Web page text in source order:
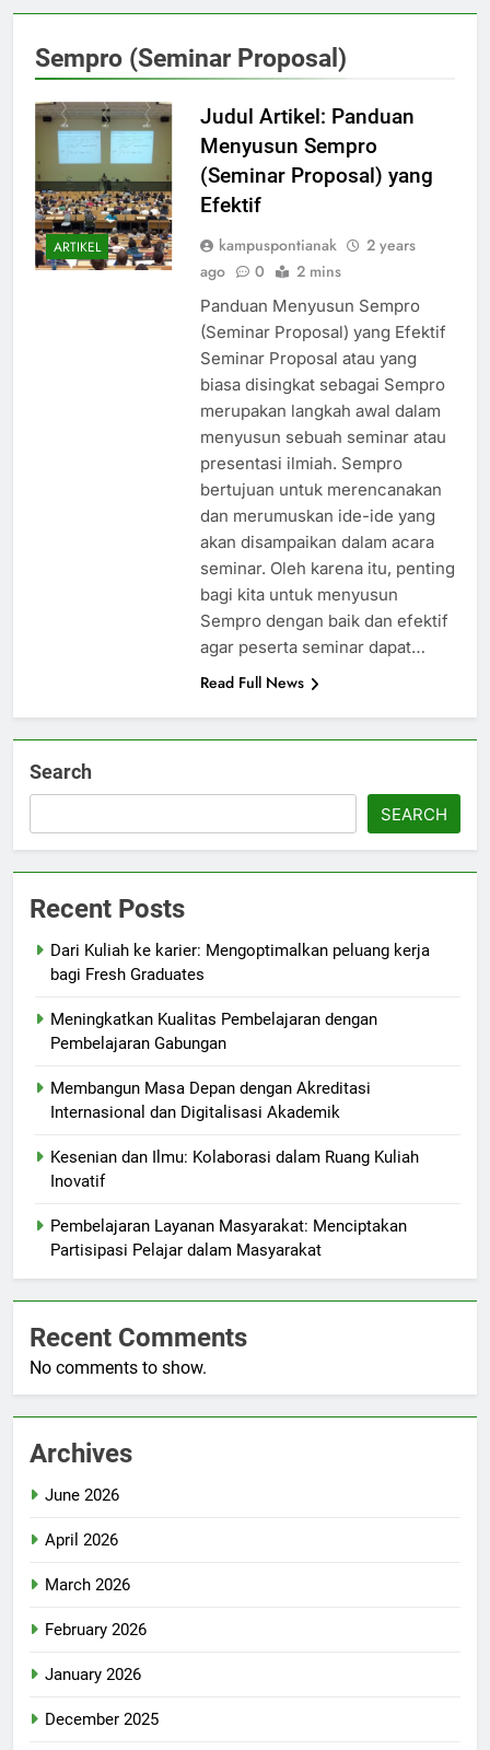
Sempro (Seminar Proposal)
ARTIKEL
Judul Artikel: Panduan
Menyusun Sempro
(Seminar Proposal) yang
Efektif
kampuspontianak
2 years
ago
0 2 mins
Panduan Menyusun Sempro
(Seminar Proposal) yang Efektif
Seminar Proposal atau yang
biasa disingkat sebagai Sempro
merupakan langkah awal dalam
menyusun sebuah seminar atau
presentasi ilmiah. Sempro
bertujuan untuk merencanakan
dan merumuskan ide-ide yang
akan disampaikan dalam acara
seminar. Oleh karena itu, penting
bagi kita untuk menyusun
Sempro dengan baik dan efektif
agar peserta seminar dapat…
Read Full News
Search
SEARCH
Recent Posts
Dari Kuliah ke karier: Mengoptimalkan peluang kerja
bagi Fresh Graduates
Meningkatkan Kualitas Pembelajaran dengan
Pembelajaran Gabungan
Membangun Masa Depan dengan Akreditasi
Internasional dan Digitalisasi Akademik
Kesenian dan Ilmu: Kolaborasi dalam Ruang Kuliah
Inovatif
Pembelajaran Layanan Masyarakat: Menciptakan
Partisipasi Pelajar dalam Masyarakat
Recent Comments
No comments to show.
Archives
June 2026
April 2026
March 2026
February 2026
January 2026
December 2025